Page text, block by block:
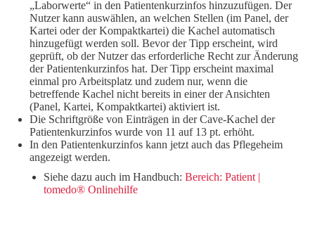
„Laborwerte“ in den Patientenkurzinfos hinzuzufügen. Der
Nutzer kann auswählen, an welchen Stellen (im Panel, der
Kartei oder der Kompaktkartei) die Kachel automatisch
hinzugefügt werden soll. Bevor der Tipp erscheint, wird
geprüft, ob der Nutzer das erforderliche Recht zur Änderung
der Patientenkurzinfos hat. Der Tipp erscheint maximal
einmal pro Arbeitsplatz und zudem nur, wenn die
betreffende Kachel nicht bereits in einer der Ansichten
(Panel, Kartei, Kompaktkartei) aktiviert ist.
Die Schriftgröße von Einträgen in der Cave-Kachel der
Patientenkurzinfos wurde von 11 auf 13 pt. erhöht.
In den Patientenkurzinfos kann jetzt auch das Pflegeheim
angezeigt werden.
Siehe dazu auch im Handbuch: Bereich: Patient |
tomedo® Onlinehilfe